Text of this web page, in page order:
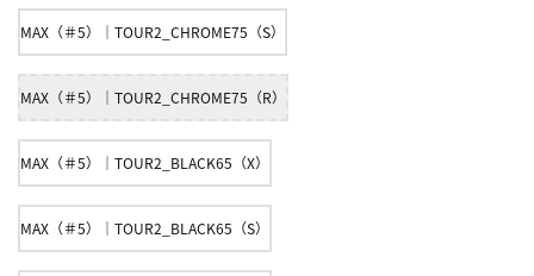
MAX（＃5）｜TOUR2_CHROME75（S）
MAX（＃5）｜TOUR2_CHROME75（R）
MAX（＃5）｜TOUR2_BLACK65（X）
MAX（＃5）｜TOUR2_BLACK65（S）